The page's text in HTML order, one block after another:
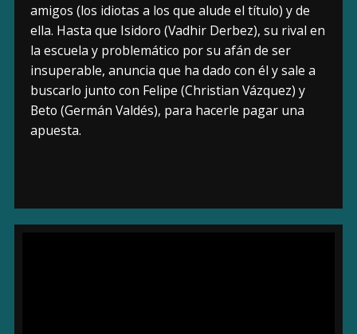
amigos (los idiotas a los que alude el título) y de
ella. Hasta que Isidoro (Vadhir Derbez), su rival en
la escuela y problemático por su afán de ser
insuperable, anuncia que ha dado con él y sale a
buscarlo junto con Felipe (Christian Vázquez) y
Beto (Germán Valdés), para hacerle pagar una
apuesta.